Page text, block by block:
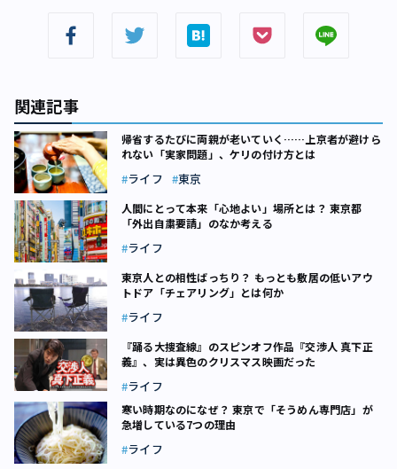
関連記事
帰省するたびに両親が老いていく……上京者が避けら
れない「実家問題」、ケリの付け方とは
ライフ 東京
人間にとって本来「心地よい」場所とは？ 東京都
「外出自粛要請」のなか考える
ライフ
東京人との相性ばっちり？ もっとも敷居の低いアウ
トドア「チェアリング」とは何か
ライフ
『踊る大捜査線』のスピンオフ作品『交渉人 真下正
義』、実は異色のクリスマス映画だった
ライフ
寒い時期なのになぜ？ 東京で「そうめん専門店」が
急増している7つの理由
ライフ